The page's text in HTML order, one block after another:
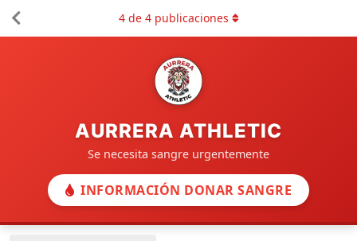
AURRERA ATHLETIC
Se necesita sangre urgentemente
INFORMACIÓN DONAR SANGRE
4de 4publicaciones